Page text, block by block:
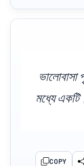
ভালোবাসা
মধ্যে
COPY